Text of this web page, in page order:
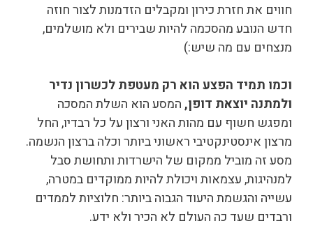
חווים את חזרת כירון ומקבלים הזדמנות לצור חוזה
חדש הנובע מהסכמה להיות שבירים ולא מושלמים,
מנצחים עם מה שיש:)
וכמו תמיד הפצע הוא רק מעטפת לכשרון נדיר
ולמתנה יוצאת דופן,המסע הוא השלת המסכה
ומפגש חשוף עם מהות האני ורצון על כל רבדיו, החל
מרצון אינסטינקטיבי ראשוני ביותר וכלה ברצון הנשמה.
מסע זה מוביל ממקום של הישרדות ותחושת סבל
למנהיגות, עצמאות ויכולת להיות ממוקדים במטרה,
עשייה והגשמת היעוד הגבוה ביותר: חלוציות לממדים
ורבדים שעד כה העולם לא הכיר ולא ידע.